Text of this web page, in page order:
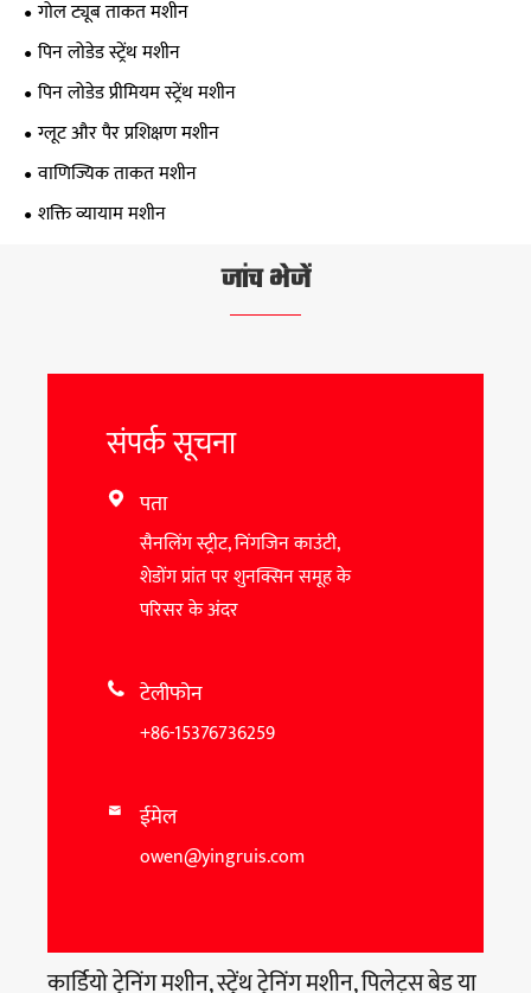
गोल ट्यूब ताकत मशीन
पिन लोडेड स्ट्रेंथ मशीन
पिन लोडेड प्रीमियम स्ट्रेंथ मशीन
ग्लूट और पैर प्रशिक्षण मशीन
वाणिज्यिक ताकत मशीन
शक्ति व्यायाम मशीन
जांच भेजें
संपर्क सूचना
 पता
सैनलिंग स्ट्रीट, निंगजिन काउंटी,
शेडोंग प्रांत पर शुनक्सिन समूह के
परिसर के अंदर
 टेलीफोन
+86-15376736259
 ईमेल
owen@yingruis.com
कार्डियो ट्रेनिंग मशीन, स्ट्रेंथ ट्रेनिंग मशीन, पिलेट्स बेड या